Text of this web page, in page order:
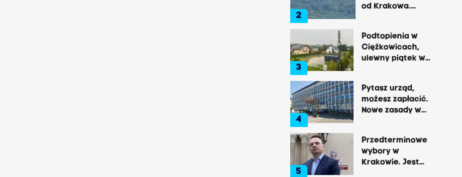
2
od Krakowa.
do lasu
3
Podtopienia w
Ciężkowicach,
ulewny piątek w
4
Pytasz urząd,
możesz zapłacić.
Nowe zasady w
5
Przedterminowe
wybory w
Krakowie. Jest